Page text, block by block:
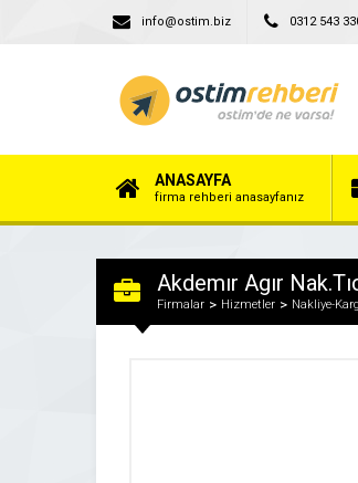
info@ostim.biz 0312 543
ANASAYFA
firma rehberi anasayfanız
Akdemır Agır
Firmalar Hizmetler Nakliye-